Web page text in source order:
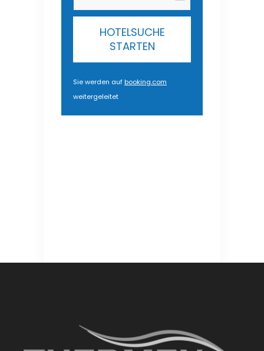
HOTELSUCHE
STARTEN
Sie werden aufbooking.com
weitergeleitet